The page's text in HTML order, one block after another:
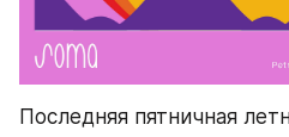
Последняя пятничная